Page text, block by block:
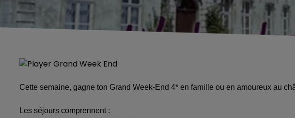
Cette semaine, gagne ton Grand Week-End 4* en famille ou en amoureux au
Les séjours comprennent :